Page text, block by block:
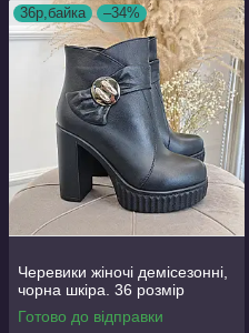
36р,байка –34%
Черевики жіночі демісезонні,
чорна шкіра. 36 розмір
Готово до відправки